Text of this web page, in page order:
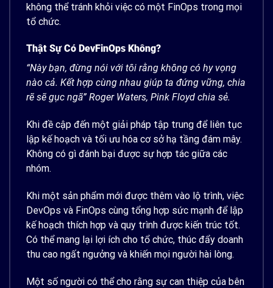
không thể tránh khỏi việc có một FinOps trong mọi
tổ chức.
Thật Sự Có DevFinOps Không?
“Này bạn, đừng nói với tôi rằng không có hy vọng
nào cả. Kết hợp cùng nhau giúp ta đứng vững, chia
rẽ sẽ gục ngã” Roger Waters, Pink Floyd chia sẻ.
Khi đề cập đến một giải pháp tập trung để liên tục
lập kế hoạch và tối ưu hóa cơ sở hạ tầng đám mây.
Không có gì đánh bại được sự hợp tác giữa các
nhóm.
Khi một sản phẩm mới được thêm vào lộ trình, việc
DevOps và FinOps cùng tổng hợp sức mạnh để lập
kế hoạch thích hợp và quy trình được kiến ​​trúc tốt.
Có thể mang lại lợi ích cho tổ chức, thúc đẩy doanh
thu cao ngất ngưởng và khiến mọi người hài lòng.
Một số người có thể cho rằng sự can thiệp của bên